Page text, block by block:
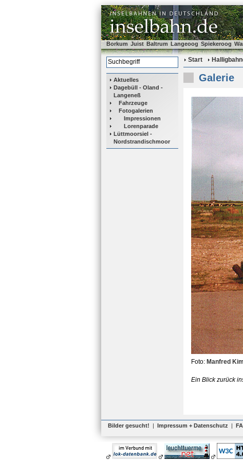
Borkum Juist Baltrum Langeoog Spiekeroog
Aktuelles
Dagebüll - Oland -
Langeneß
Fahrzeuge
Fotogalerien
Impressionen
Lorenparade
Lüttmoorsiel -
Nordstrandischmoor
Start
Galerie
Foto: Manfred
Ein Blick zurück
Bilder gesucht! | Impressum + Datenschutz |